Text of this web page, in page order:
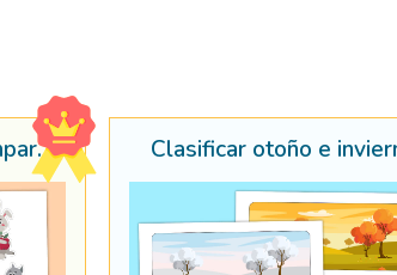
Animales de otoño - Emparejar siluetas Clasificar otoño e